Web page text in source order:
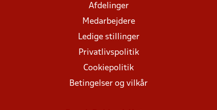
Afdelinger
Medarbejdere
Ledige stillinger
Privatlivspolitik
Cookiepolitik
Betingelser og vilkår